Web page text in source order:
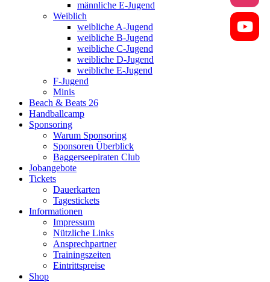
männliche E-Jugend
Weiblich
weibliche A-Jugend
weibliche B-Jugend
weibliche C-Jugend
weibliche D-Jugend
weibliche E-Jugend
F-Jugend
Minis
Beach & Beats 26
Handballcamp
Sponsoring
Warum Sponsoring
Sponsoren Überblick
Baggerseepiraten Club
Jobangebote
Tickets
Dauerkarten
Tagestickets
Informationen
Impressum
Nützliche Links
Ansprechpartner
Trainingszeiten
Eintrittspreise
Shop